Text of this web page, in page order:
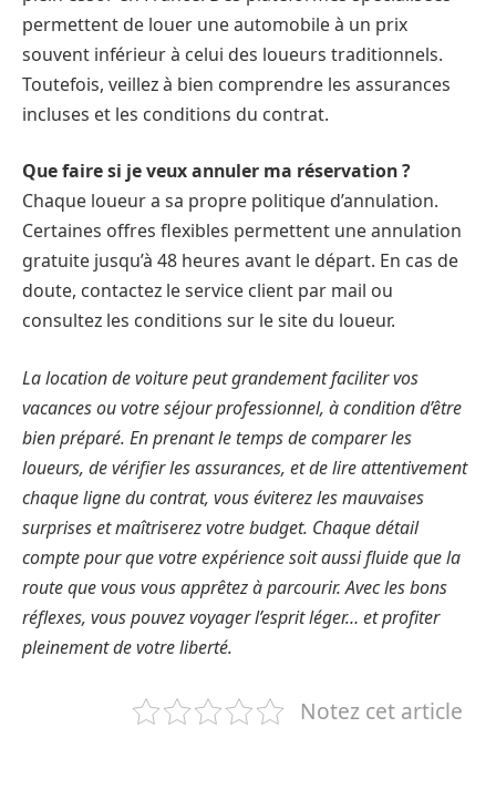
permettent de louer une automobile à un prix
souvent inférieur à celui des loueurs traditionnels.
Toutefois, veillez à bien comprendre les assurances
incluses et les conditions du contrat.
Que faire si je veux annuler ma réservation ?
Chaque loueur a sa propre politique d’annulation.
Certaines offres flexibles permettent une annulation
gratuite jusqu’à 48 heures avant le départ. En cas de
doute, contactez le service client par mail ou
consultez les conditions sur le site du loueur.
La location de voiture peut grandement faciliter vos
vacances ou votre séjour professionnel, à condition d’être
bien préparé. En prenant le temps de comparer les
loueurs, de vérifier les assurances, et de lire attentivement
chaque ligne du contrat, vous éviterez les mauvaises
surprises et maîtriserez votre budget. Chaque détail
compte pour que votre expérience soit aussi fluide que la
route que vous vous apprêtez à parcourir. Avec les bons
réflexes, vous pouvez voyager l’esprit léger… et profiter
pleinement de votre liberté.
Notez cet article